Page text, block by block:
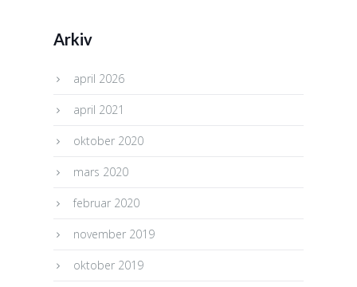
Arkiv
april 2026
april 2021
oktober 2020
mars 2020
februar 2020
november 2019
oktober 2019